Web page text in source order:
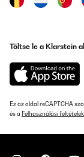
Fordítsd le
Töltse le a Klarstein
Ez az oldal reCAPTCHA
és a Felhasználási feltételek